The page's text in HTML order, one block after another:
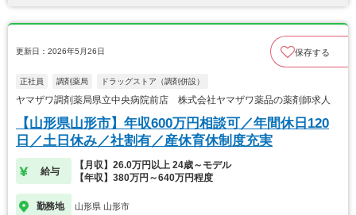
更新日：2026年5月26日 保存する
正社員 調剤薬局 ドラッグストア（調剤併設）
ヤマザワ調剤薬局県立中央病院前店 株式会社ヤマザワ薬品の薬剤師求人
【山形県山形市】年収600万円相談可／年間休日120
日／土日休み／社割有／産休育休制度充実
給与
【月収】26.0万円以上 24歳～モデル
【年収】380万円～640万円程度
勤務地 山形県 山形市